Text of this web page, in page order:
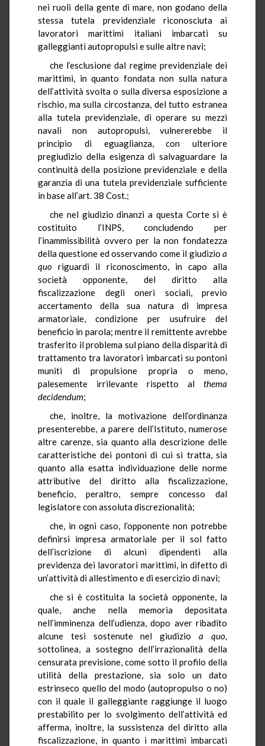
nei ruoli della gente di mare, non godano della
stessa tutela previdenziale riconosciuta ai
lavoratori marittimi italiani imbarcati su
galleggianti autopropulsi e sulle altre navi;
che l’esclusione dal regime previdenziale dei
marittimi, in quanto fondata non sulla natura
dell’attività svolta o sulla diversa esposizione a
rischio, ma sulla circostanza, del tutto estranea
alla tutela previdenziale, di operare su mezzi
navali non autopropulsi, vulnererebbe il
principio di eguaglianza, con ulteriore
pregiudizio della esigenza di salvaguardare la
continuità della posizione previdenziale e della
garanzia di una tutela previdenziale sufficiente
in base all’art. 38 Cost.;
che nel giudizio dinanzi a questa Corte si è
costituito l’INPS, concludendo per
l’inammissibilità ovvero per la non fondatezza
della questione ed osservando come il giudizio a
quo riguardi il riconoscimento, in capo alla
società opponente, del diritto alla
fiscalizzazione degli oneri sociali, previo
accertamento della sua natura di impresa
armatoriale, condizione per usufruire del
beneficio in parola; mentre il remittente avrebbe
trasferito il problema sul piano della disparità di
trattamento tra lavoratori imbarcati su pontoni
muniti di propulsione propria o meno,
palesemente irrilevante rispetto al thema
decidendum;
che, inoltre, la motivazione dell’ordinanza
presenterebbe, a parere dell’Istituto, numerose
altre carenze, sia quanto alla descrizione delle
caratteristiche dei pontoni di cui si tratta, sia
quanto alla esatta individuazione delle norme
attributive del diritto alla fiscalizzazione,
beneficio, peraltro, sempre concesso dal
legislatore con assoluta discrezionalità;
che, in ogni caso, l’opponente non potrebbe
definirsi impresa armatoriale per il sol fatto
dell’iscrizione di alcuni dipendenti alla
previdenza dei lavoratori marittimi, in difetto di
un’attività di allestimento e di esercizio di navi;
che si è costituita la società opponente, la
quale, anche nella memoria depositata
nell’imminenza dell’udienza, dopo aver ribadito
alcune tesi sostenute nel giudizioa quo,
sottolinea, a sostegno dell’irrazionalità della
censurata previsione, come sotto il profilo della
utilità della prestazione, sia solo un dato
estrinseco quello del modo (autopropulso o no)
con il quale il galleggiante raggiunge il luogo
prestabilito per lo svolgimento dell’attività ed
afferma, inoltre, la sussistenza del diritto alla
fiscalizzazione, in quanto i marittimi imbarcati